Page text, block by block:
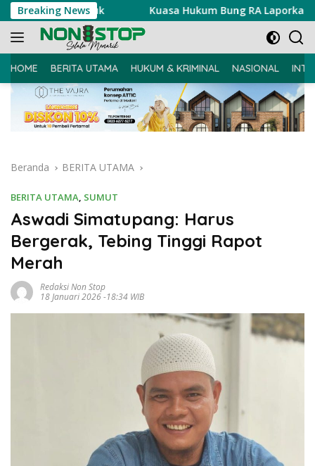
Langsung
ke
konten
Breaking News
Masuk Kuasa Hukum Bung RA Laporkan Akun
HOME BERITA UTAMA HUKUM & KRIMINAL NASIONAL
Beranda BERITA UTAMA
BERITA UTAMA, SUMUT
Aswadi Simatupang: Harus
Bergerak, Tebing Tinggi Rapot
Merah
Redaksi Non Stop
18 Januari 2026 -18:34 WIB